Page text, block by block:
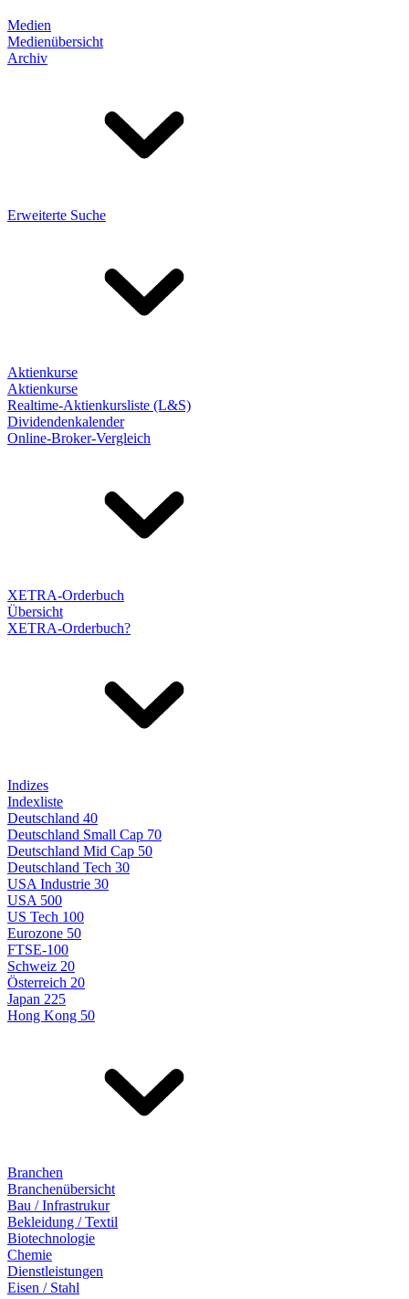
Medien
Medienübersicht
Archiv
Erweiterte Suche
Aktienkurse
Aktienkurse
Realtime-Aktienkursliste (L&S)
Dividendenkalender
Online-Broker-Vergleich
XETRA-Orderbuch
Übersicht
XETRA-Orderbuch?
Indizes
Indexliste
Deutschland 40
Deutschland Small Cap 70
Deutschland Mid Cap 50
Deutschland Tech 30
USA Industrie 30
USA 500
US Tech 100
Eurozone 50
FTSE-100
Schweiz 20
Österreich 20
Japan 225
Hong Kong 50
Branchen
Branchenübersicht
Bau / Infrastrukur
Bekleidung / Textil
Biotechnologie
Chemie
Dienstleistungen
Eisen / Stahl